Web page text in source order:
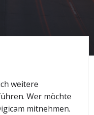
weitere
Wer möchte
mitnehmen.